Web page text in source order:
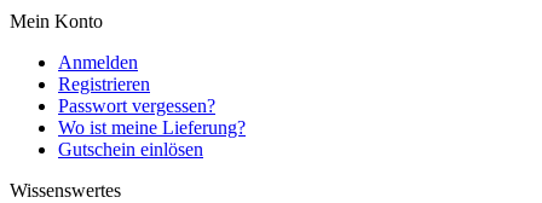
Mein Konto
Anmelden
Registrieren
Passwort vergessen?
Wo ist meine Lieferung?
Gutschein einlösen
Wissenswertes